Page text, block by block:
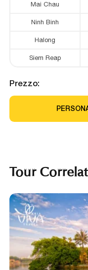
Mai Chau
Ninh Binh
Halong
Siem Reap
Prezzo:
Tour